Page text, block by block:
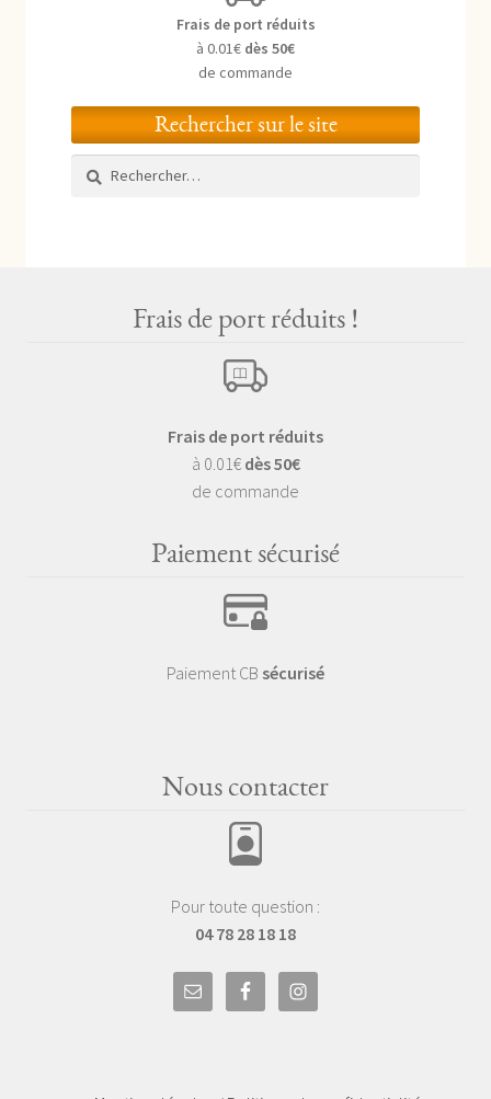
Frais de port réduits
à 0.01€ dès 50€
de commande
Rechercher sur le site
Rechercher :
Frais de port réduits !
Frais de port réduits
à 0.01€ dès 50€
de commande
Paiement sécurisé
Paiement CB sécurisé
Nous contacter
Pour toute question :
04 78 28 18 18